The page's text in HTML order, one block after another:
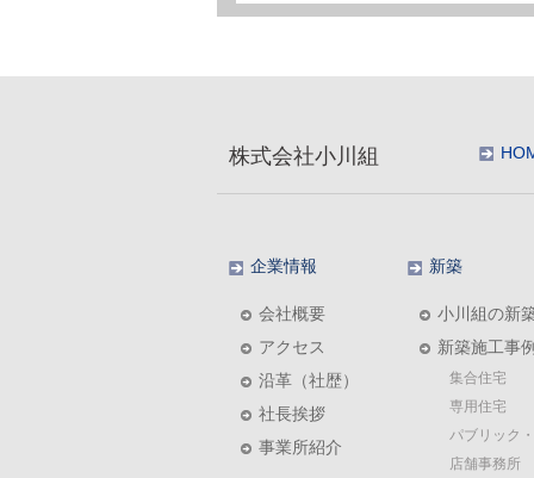
株式会社小川組
企業情報
会社概要
アクセス
沿革（社歴）
社長挨拶
事業所紹介
新築
小川組の新
新築施工事
集合住宅
専用住宅
パブリック
店舗事務所